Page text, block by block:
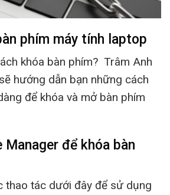
phím máy tính laptop
khóa bàn phím? Trâm Anh
hướng dẫn bạn những cách
để khóa và mở bàn phím
Manager để khóa bàn
thao tác dưới đây để sử dụng